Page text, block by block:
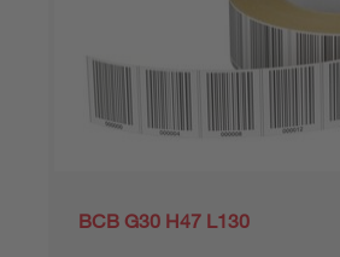
BCB G30 H47 L130